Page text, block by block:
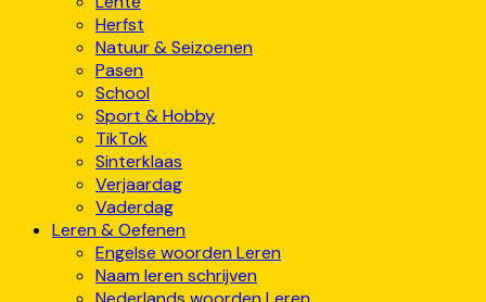
Herfst
Natuur & Seizoenen
Pasen
School
Sport & Hobby
TikTok
Sinterklaas
Verjaardag
Vaderdag
Leren & Oefenen
Engelse woorden Leren
Naam leren schrijven